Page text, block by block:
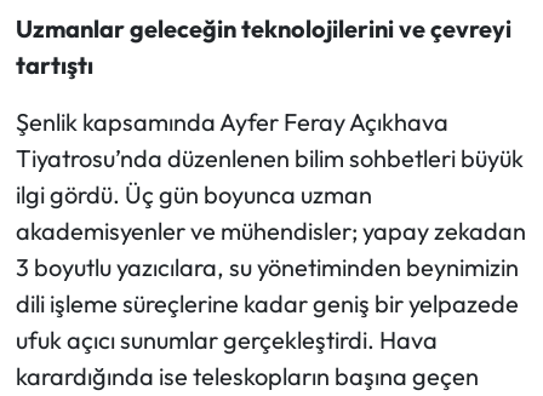
Uzmanlar geleceğin teknolojilerini ve çevreyi
tartıştı
Şenlik kapsamında Ayfer Feray Açıkhava
Tiyatrosu’nda düzenlenen bilim sohbetleri büyük
ilgi gördü. Üç gün boyunca uzman
akademisyenler ve mühendisler; yapay zekadan
3 boyutlu yazıcılara, su yönetiminden beynimizin
dili işleme süreçlerine kadar geniş bir yelpazede
ufuk açıcı sunumlar gerçekleştirdi. Hava
karardığında ise teleskopların başına geçen